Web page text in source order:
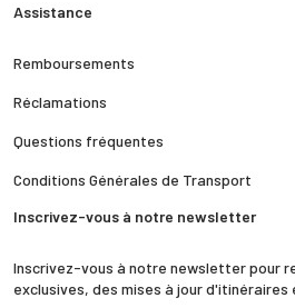
Assistance
Remboursements
Réclamations
Questions fréquentes
Conditions Générales de Transport
Inscrivez-vous à notre newsletter
Inscrivez-vous à notre newsletter pour
exclusives, des mises à jour d'itinéraires